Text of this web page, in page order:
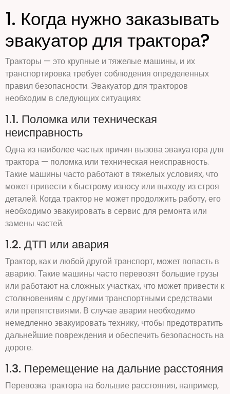
1. Когда нужно заказывать
эвакуатор для трактора?
Тракторы — это крупные и тяжелые машины, и их
транспортировка требует соблюдения определенных
правил безопасности. Эвакуатор для тракторов
необходим в следующих ситуациях:
1.1. Поломка или техническая
неисправность
Одна из наиболее частых причин вызова эвакуатора для
трактора — поломка или техническая неисправность.
Такие машины часто работают в тяжелых условиях, что
может привести к быстрому износу или выходу из строя
деталей. Когда трактор не может продолжить работу, его
необходимо эвакуировать в сервис для ремонта или
замены частей.
1.2. ДТП или авария
Трактор, как и любой другой транспорт, может попасть в
аварию. Такие машины часто перевозят большие грузы
или работают на сложных участках, что может привести к
столкновениям с другими транспортными средствами
или препятствиями. В случае аварии необходимо
немедленно эвакуировать технику, чтобы предотвратить
дальнейшие повреждения и обеспечить безопасность на
дороге.
1.3. Перемещение на дальние расстояния
Перевозка трактора на большие расстояния, например,